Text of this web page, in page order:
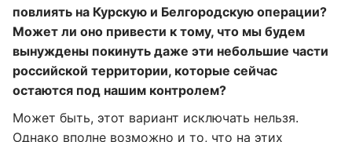
повлиять на Курскую и Белгородскую операции?
Может ли оно привести к тому, что мы будем
вынуждены покинуть даже эти небольшие части
российской территории, которые сейчас
остаются под нашим контролем?
Может быть, этот вариант исключать нельзя.
Однако вполне возможно и то, что на этих